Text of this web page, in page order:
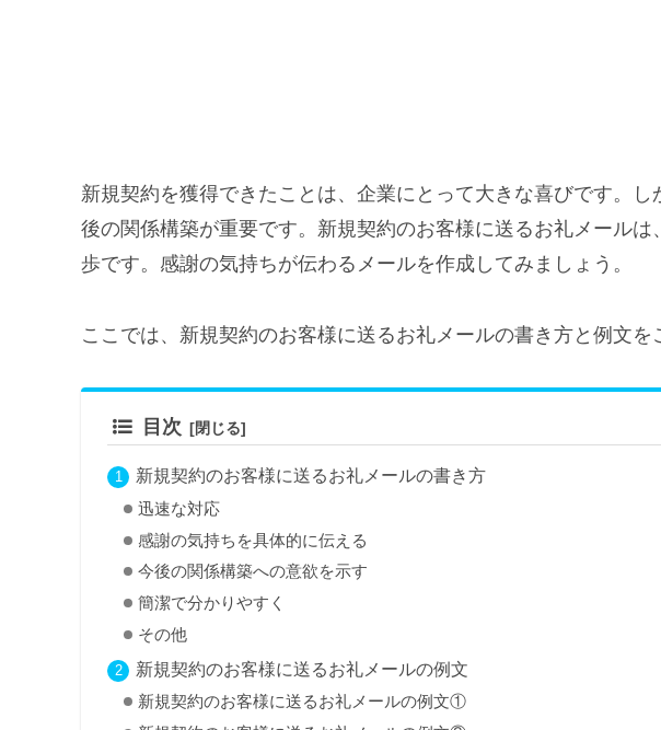
新規契約を獲得できたことは、企業にとって大きな喜びです。
後の関係構築が重要です。新規契約のお客様に送るお礼メール
歩です。感謝の気持ちが伝わるメールを作成してみましょう。
ここでは、新規契約のお客様に送るお礼メールの書き方と例文を
目次
新規契約のお客様に送るお礼メールの書き方
迅速な対応
感謝の気持ちを具体的に伝える
今後の関係構築への意欲を示す
簡潔で分かりやすく
その他
新規契約のお客様に送るお礼メールの例文
新規契約のお客様に送るお礼メールの例文①